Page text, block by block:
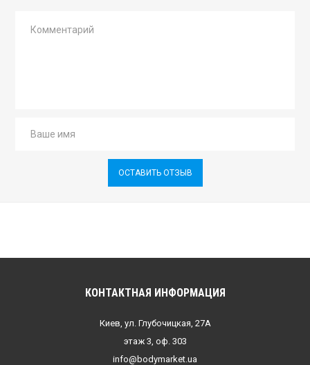
ОСТАВИТЬ ОТЗЫВ
КОНТАКТНАЯ ИНФОРМАЦИЯ
Киев, ул. Глубочицкая, 27А
этаж 3, оф. 303
info@bodymarket.ua